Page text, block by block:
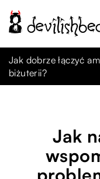
Jakie czynniki
kolekcjonerskich?
Jak dobrze łączyć
biżuterii?
Jakie korzyści dla
skoncentrowanych
Jak